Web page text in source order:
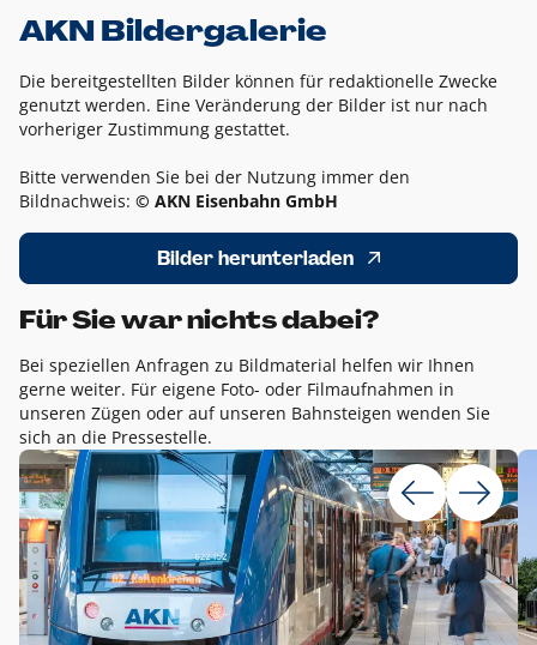
AKN Bildergalerie
Die bereitgestellten Bilder können für redaktionelle Zwecke
genutzt werden. Eine Veränderung der Bilder ist nur nach
vorheriger Zustimmung gestattet.
Bitte verwenden Sie bei der Nutzung immer den
Bildnachweis: © AKN Eisenbahn GmbH
Bilder herunterladen
Für Sie war nichts dabei?
Bei speziellen Anfragen zu Bildmaterial helfen wir Ihnen
gerne weiter. Für eigene Foto- oder Filmaufnahmen in
unseren Zügen oder auf unseren Bahnsteigen wenden Sie
sich an die Pressestelle.